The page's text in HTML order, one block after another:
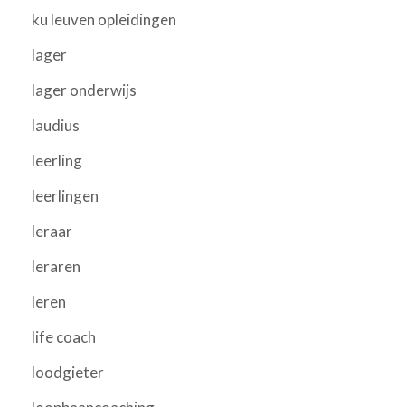
ku leuven opleidingen
lager
lager onderwijs
laudius
leerling
leerlingen
leraar
leraren
leren
life coach
loodgieter